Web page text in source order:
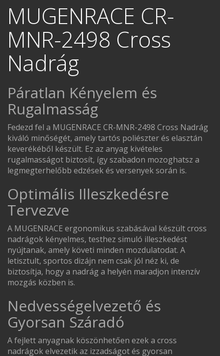
MUGENRACE CR-
MNR-2498 Cross
Nadrág
Páratlan Kényelem és
Rugalmasság
Fedezd fel a MUGENRACE CR-MNR-2498 Cross Nadrág
kiváló minőségét, amely tartós poliészter és elasztán
keverékéből készült. Ez az anyag kivételes
rugalmasságot biztosít, így szabadon mozoghatsz a
legmegterhelőbb edzések és versenyek során is.
Optimális Illeszkedésre
Tervezve
A MUGENRACE ergonomikus szabásával készült cross
nadrágok kényelmes, testhez simuló illeszkedést
nyújtanak, amely követi minden mozdulatodat. A
letisztult, sportos dizájn nem csak jól néz ki, de
biztosítja, hogy a nadrág a helyén maradjon intenzív
mozgás közben is.
Nedvességelvezető és
Gyorsan Száradó
A fejlett anyagnak köszönhetően ezek a cross
nadrágok elvezetik az izzadságot és gyorsan